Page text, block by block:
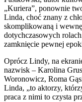
„Kuriera”, ponownie
Linda, choć znany z
skomplikowaną i
dotychczasowych
zamknięcie pewnej
Oprócz Lindy, na
nazwisk – Karolina
Woronowicz, Roma
Linda, „to aktorzy,
praca z nimi to czysta